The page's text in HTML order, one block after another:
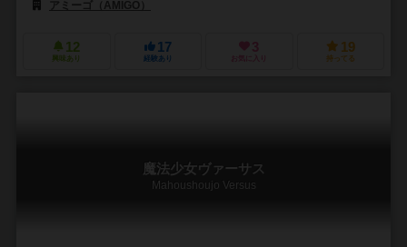
アミーゴ（AMIGO）
12
興味あり
17
経験あり
3
お気に入り
19
持ってる
魔法少女ヴァーサス
Mahoushoujo Versus